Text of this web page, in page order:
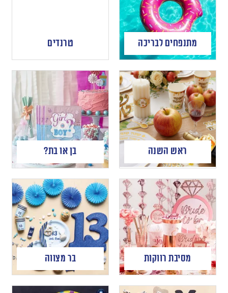
מתנפחים לבריכה טרנדים
ראש השנה בן או בת?
מסיבת רווקות בר מצווה